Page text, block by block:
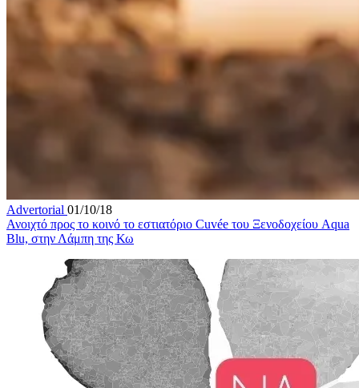
Advertorial 01/10/18
Ανοιχτό προς το κοινό το εστιατόριο Cuvée του Ξενοδοχείου Aqua
Blu, στην Λάμπη της Κω